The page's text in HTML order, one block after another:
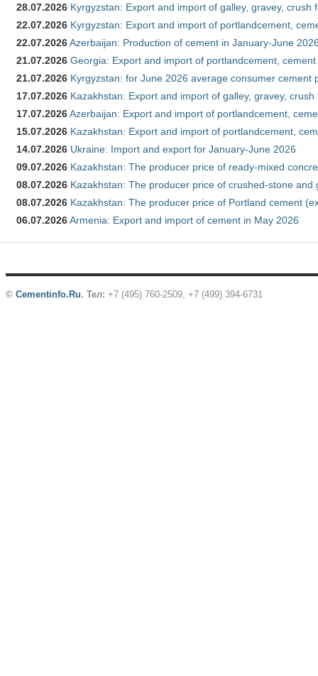
28.07.2026 Kyrgyzstan: Export and import of galley, gravey,
22.07.2026 Kyrgyzstan: Export and import of portlandcement,
22.07.2026Azerbaijan: Production of cement in January-June
21.07.2026 Georgia: Export and import of portlandcement,
21.07.2026 Kyrgyzstan: for June 2026 average consumer cement
17.07.2026 Kazakhstan: Export and import of galley, gravey,
17.07.2026Azerbaijan: Export and import of portlandcement,
15.07.2026 Kazakhstan: Export and import of portlandcement,
14.07.2026 Ukraine: Import and export for January-June 2026
09.07.2026 Kazakhstan: The producer price of ready-mixed
08.07.2026 Kazakhstan: The producer price of crushed-stone and
08.07.2026 Kazakhstan: The producer price of Portland cement
06.07.2026Armenia: Export and import of cement in May 2026
© Cementinfo.Ru. Тел: +7 (495) 760-2509, +7 (499) 394-6731